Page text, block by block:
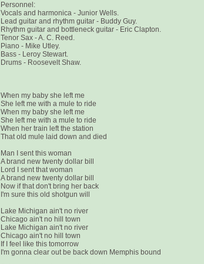
Personnel:
Vocals and harmonica - Junior Wells.
Lead guitar and rhythm guitar - Buddy Guy.
Rhythm guitar and bottleneck guitar - Eric Clapton.
Tenor Sax - A. C. Reed.
Piano - Mike Utley.
Bass - Leroy Stewart.
Drums - Roosevelt Shaw.
When my baby she left me
She left me with a mule to ride
When my baby she left me
She left me with a mule to ride
When her train left the station
That old mule laid down and died
Man I sent this woman
A brand new twenty dollar bill
Lord I sent that woman
A brand new twenty dollar bill
Now if that don't bring her back
I'm sure this old shotgun will
Lake Michigan ain't no river
Chicago ain't no hill town
Lake Michigan ain't no river
Chicago ain't no hill town
If I feel like this tomorrow
I'm gonna clear out be back down Memphis bound